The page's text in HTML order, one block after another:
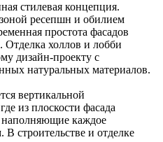
стилевая концепция.
ресепшн и обилием
простота фасадов
Отделка холлов и лобби
дизайн-проекту с
натуральных материалов.
вертикальной
из плоскости фасада
каждое
строительстве и отделке